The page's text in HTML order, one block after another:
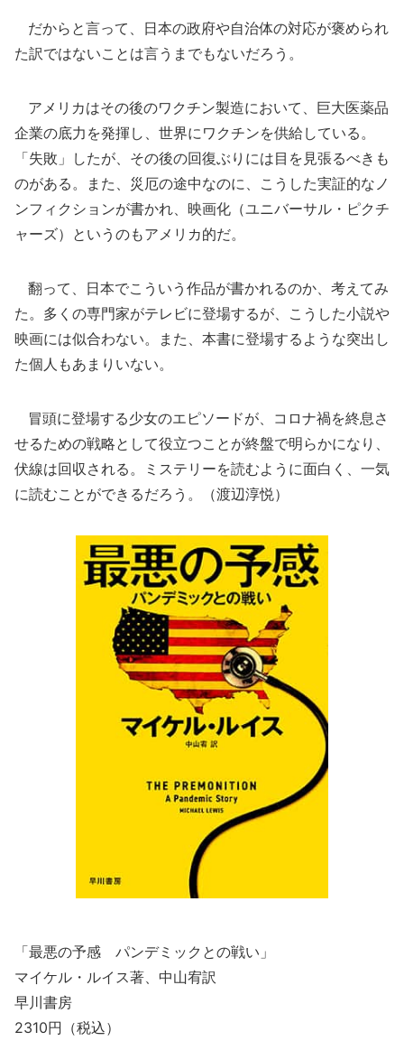
だからと言って、日本の政府や自治体の対応が褒められ
た訳ではないことは言うまでもないだろう。
アメリカはその後のワクチン製造において、巨大医薬品
企業の底力を発揮し、世界にワクチンを供給している。
「失敗」したが、その後の回復ぶりには目を見張るべきも
のがある。また、災厄の途中なのに、こうした実証的なノ
ンフィクションが書かれ、映画化（ユニバーサル・ピクチ
ャーズ）というのもアメリカ的だ。
翻って、日本でこういう作品が書かれるのか、考えてみ
た。多くの専門家がテレビに登場するが、こうした小説や
映画には似合わない。また、本書に登場するような突出し
た個人もあまりいない。
冒頭に登場する少女のエピソードが、コロナ禍を終息さ
せるための戦略として役立つことが終盤で明らかになり、
伏線は回収される。ミステリーを読むように面白く、一気
に読むことができるだろう。（渡辺淳悦）
「最悪の予感 パンデミックとの戦い」
マイケル・ルイス著、中山宥訳
早川書房
2310円（税込）